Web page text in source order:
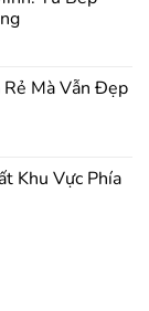
Mà Vẫn Đẹp
Khu Vực Phía